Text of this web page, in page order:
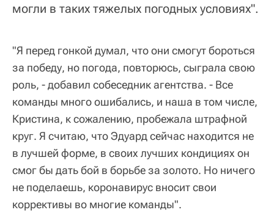
могли в таких тяжелых погодных условиях".
"Я перед гонкой думал, что они смогут бороться
за победу, но погода, повторюсь, сыграла свою
роль, - добавил собеседник агентства. - Все
команды много ошибались, и наша в том числе,
Кристина, к сожалению, пробежала штрафной
круг. Я считаю, что Эдуард сейчас находится не
в лучшей форме, в своих лучших кондициях он
смог бы дать бой в борьбе за золото. Но ничего
не поделаешь, коронавирус вносит свои
коррективы во многие команды".